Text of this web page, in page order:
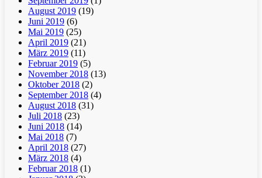
August 2019 (19)
Juni 2019 (6)
Mai 2019 (25)
April 2019 (21)
März 2019 (11)
Februar 2019 (5)
November 2018 (13)
Oktober 2018 (2)
September 2018 (4)
August 2018 (31)
Juli 2018 (23)
Juni 2018 (14)
Mai 2018 (7)
April 2018 (27)
März 2018 (4)
Februar 2018 (1)